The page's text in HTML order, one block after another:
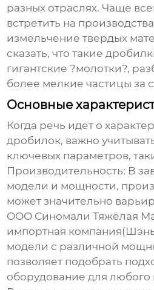
разных отраслях. Чаще
встретить на
измельчение твердых
сказать, что такие
гигантские ?молотки?,
более мелкие частицы за
Основные
Когда речь идет о
дробилок, важно
ключевых параметров,
Производительность: В
модели и мощности,
может значительно
ООО Синомали Тяжёлая
импортная
модели с различной
позволяет подобрать
оборудование для любого